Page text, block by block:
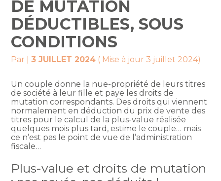
DE MUTATION
DÉDUCTIBLES, SOUS
CONDITIONS
Par |3 JUILLET 2024 ( Mise à jour 3 juillet 2024)
Un couple donne la nue-propriété de leurs titres
de société à leur fille et paye les droits de
mutation correspondants. Des droits qui viennent
normalement en déduction du prix de vente des
titres pour le calcul de la plus-value réalisée
quelques mois plus tard, estime le couple… mais
ce n’est pas le point de vue de l’administration
fiscale…
Plus-value et droits de mutation